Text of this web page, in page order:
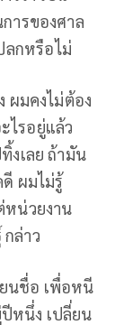
ารของศาล
ลกหรือไม่
ผมคงไม่ต้อง
ไรอยู่แล้ว
งเลย ถ้ามัน
ผมไม่รู้
หน่วยงาน
ล่าว
นชื่อ เพื่อหนี
หนึ่ง เปลี่ยน